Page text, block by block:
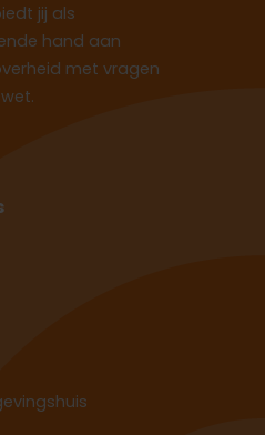
jij als
hand aan
met vragen